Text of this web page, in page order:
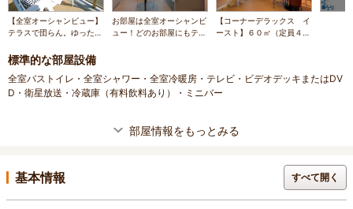
【全室オーシャンビュー】
テラスで団らん。ゆったり
お部屋は全室オーシャンビ
ュー！どのお部屋にもテラ
【コーナーデラックス イ
ースト】６０㎡（定員４
標準的な部屋設備
全室バストイレ・全室シャワー・全室冷暖房・テレビ・ビデオデッキまたはDV
D・衛星放送・冷蔵庫（有料飲料あり）・ミニバー
部屋情報をもっとみる
基本情報 すべて開く